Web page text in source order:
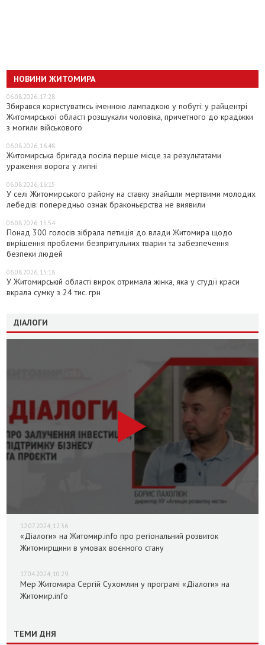
НОВИНИ ЖИТОМИРА
06.08.2026, 17:28
Збирався користуватись іменною лампадкою у побуті: у райцентрі
Житомирської області розшукали чоловіка, причетного до крадіжки
з могили військового
06.08.2026, 16:48
Житомирська бригада посіла перше місце за результатами
ураження ворога у липні
06.08.2026, 16:15
У селі Житомирського району на ставку знайшли мертвими молодих
лебедів: попередньо ознак браконьєрства не виявили
06.08.2026, 15:54
Понад 300 голосів зібрала петиція до влади Житомира щодо
вирішення проблеми безпритульних тварин та забезпечення
безпеки людей
06.08.2026, 15:18
У Житомирській області вирок отримала жінка, яка у студії краси
вкрала сумку з 24 тис. грн
ДІАЛОГИ
12.07.2024, 12:36
«Діалоги» на Житомир.info про регіональний розвиток
Житомирщини в умовах воєнного стану
17.04.2024, 10:29
Мер Житомира Сергій Сухомлин у програмі «Діалоги» на
Житомир.info
ТЕМИ ДНЯ